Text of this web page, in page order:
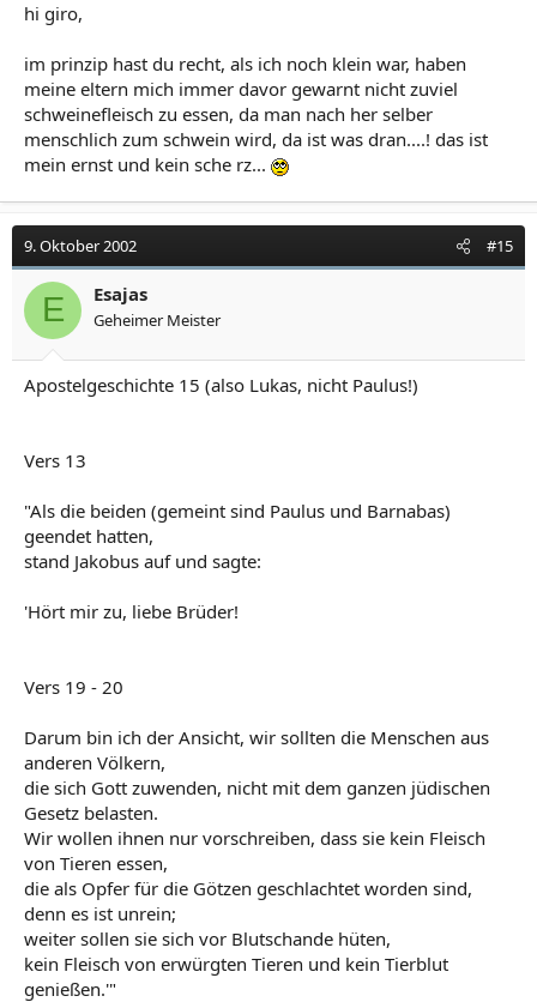
hi giro,
im prinzip hast du recht, als ich noch klein war, haben
meine eltern mich immer davor gewarnt nicht zuviel
schweinefleisch zu essen, da man nach her selber
menschlich zum schwein wird, da ist was dran....! das ist
mein ernst und kein sche rz...
9. Oktober 2002 #15
E Esajas
Geheimer Meister
Apostelgeschichte 15 (also Lukas, nicht Paulus!)
Vers 13
"Als die beiden (gemeint sind Paulus und Barnabas)
geendet hatten,
stand Jakobus auf und sagte:
'Hört mir zu, liebe Brüder!
Vers 19 - 20
Darum bin ich der Ansicht, wir sollten die Menschen aus
anderen Völkern,
die sich Gott zuwenden, nicht mit dem ganzen jüdischen
Gesetz belasten.
Wir wollen ihnen nur vorschreiben, dass sie kein Fleisch
von Tieren essen,
die als Opfer für die Götzen geschlachtet worden sind,
denn es ist unrein;
weiter sollen sie sich vor Blutschande hüten,
kein Fleisch von erwürgten Tieren und kein Tierblut
genießen.'"